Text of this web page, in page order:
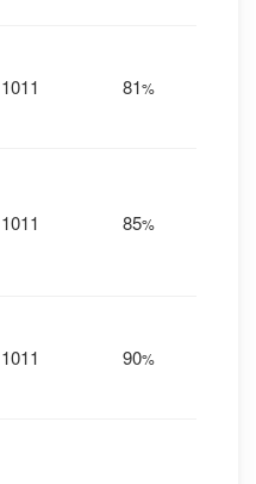
1011 81%
1011 85%
1011 90%